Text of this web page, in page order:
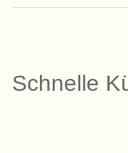
Schnelle